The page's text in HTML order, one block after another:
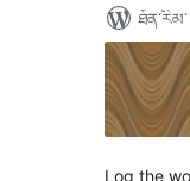
Log the